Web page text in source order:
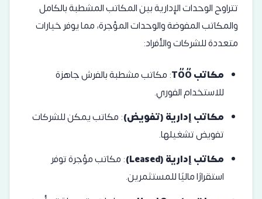
تتراوح الوحدات الإدارية بين المكاتب المشطبة بالكامل
والمكاتب المفوضة والوحدات المؤجرة، مما يوفر خيارات
متعددة للشركات والأفراد:
مكاتب TŐŐ
: مكاتب مشطبة بالفرش جاهزة
للاستخدام الفوري.
مكاتب إدارية (تفويض): مكاتب يمكن للشركات
تفويض تشغيلها.
مكاتب إدارية (Leased)
: مكاتب مؤجرة توفر
استقرارًا ماليًا للمستثمرين.